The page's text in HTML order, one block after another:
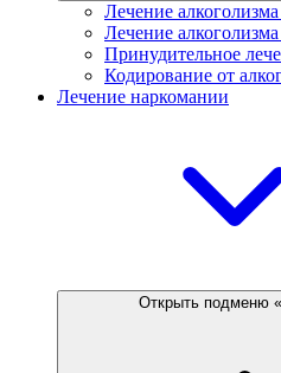
Лечение
Лечение
Принудительное
Кодирование от
Лечение наркомании
Открыть подменю